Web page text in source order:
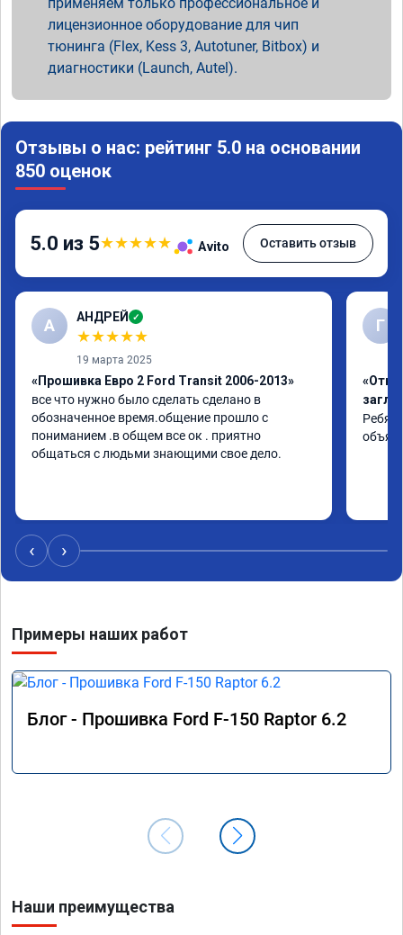
лицензионное оборудование для чип
тюнинга (Flex, Kess 3, Autotuner, Bitbox) и
диагностики (Launch, Autel).
Отзывы о нас: рейтинг 5.0 на основании
850 оценок
5.0 из 5★★★★★ Avito Оставить отзыв
А АНДРЕЙ ✓
★★★★★
19 марта 2025
«Прошивка Евро 2 Ford Transit 2006-2013»
все что нужно было сделать сделано в
обозначенное время.общение прошло с
пониманием .в общем все ок . приятно
общаться с людьми знающими свое дело.
Г
‹ ›
Примеры наших работ
Блог - Прошивка Ford F-150 Raptor 6.2
Наши преимущества